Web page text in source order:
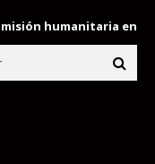
humanitaria enviada a